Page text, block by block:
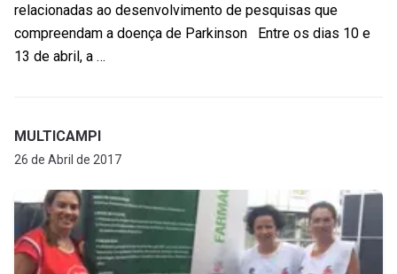
relacionadas ao desenvolvimento de pesquisas que
compreendam a doença de Parkinson Entre os dias 10 e
13 de abril, a …
MULTICAMPI
26 de Abril de 2017